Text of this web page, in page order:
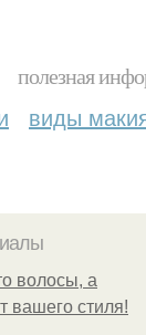
полезная
виды
волосы, а
вашего стиля!